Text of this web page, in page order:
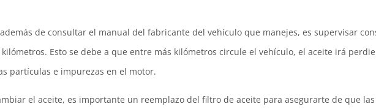
de consultar el manual del fabricante del vehículo que manejes, es supervisar
Esto se debe a que entre más kilómetros circule el vehículo, el aceite irá
partículas e impurezas en el motor.
el aceite, es importante un reemplazo del filtro de aceite para asegurarte de que